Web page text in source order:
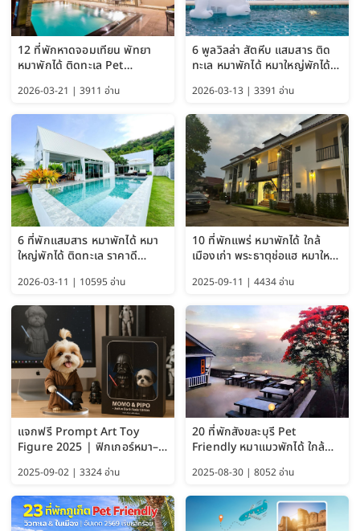
12 ที่พักหาดจอมเทียน พัทยา
หมาพักได้ ติดทะเล Pet
พักได้ อัปเดต 2569
2026-03-21 | 3911 อ่าน
6 พูลวิลล่า สัตหีบ แสมสาร ติด
ทะเล หมาพักได้ หมาใหญ่พักได้
2026-03-13 | 3391 อ่าน
6 ที่พักแสมสาร หมาพักได้ หมา
ใหญ่พักได้ ติดทะเล ราคาดี
2026-03-11 | 10595 อ่าน
10 ที่พักแพร่ หมาพักได้ ใกล้
เมืองเก่า พระธาตุช่อแฮ หมาใหญ่
2025-09-11 | 4434 อ่าน
แจกฟรี Prompt Art Toy
Figure 2025 | ฟิกเกอร์หมา–
ChatGPT และ Gemini
2025-09-02 | 3324 อ่าน
20 ที่พักสังขละบุรี Pet
Friendly หมาแมวพักได้ ใกล้
2025-08-30 | 8052 อ่าน